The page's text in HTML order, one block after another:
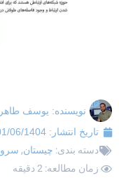
نویسنده:یوسف طاهری
تاریخ انتشار: 01/06/1404
دسته بندی:چیستان,سرور,
زمان مطالعه: 2 دقیقه